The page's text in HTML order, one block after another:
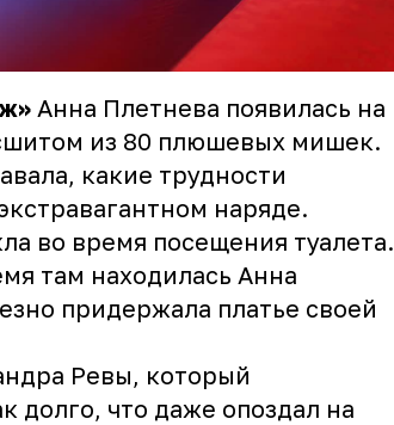
Анна Плетнева появилась на
из 80 плюшевых мишек.
какие трудности
наряде.
во время посещения туалета.
там находилась Анна
придержала платье своей
Ревы, который
долго, что даже опоздал на